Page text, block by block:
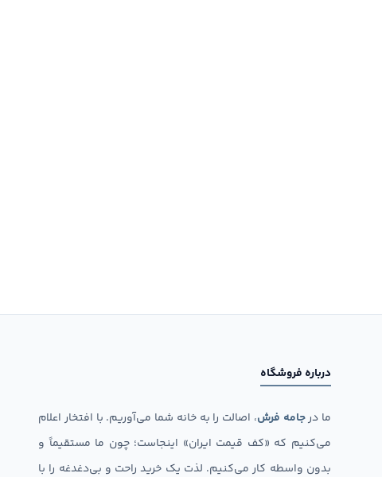
درباره فروشگاه
ما درجامه فرش، اصالت را به خانه شما می‌آوریم. با افتخار اعلام
می‌کنیم که «کف قیمت ایران» اینجاست؛ چون ما مستقیماً و
بدون واسطه کار می‌کنیم. لذت یک خرید راحت و بی‌دغدغه را با